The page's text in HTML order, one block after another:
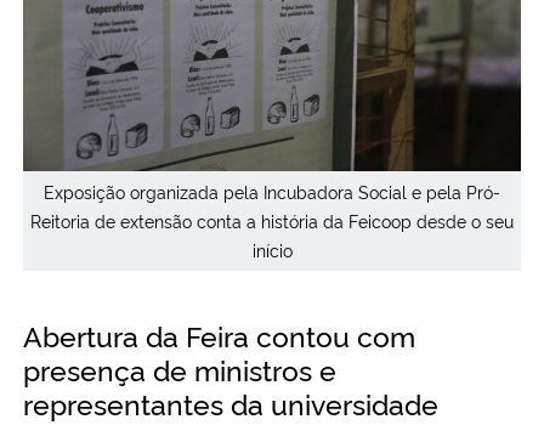
Exposição organizada pela Incubadora Social e pela Pró-
Reitoria de extensão conta a história da Feicoop desde o seu
início
Abertura da Feira contou com
presença de ministros e
representantes da universidade